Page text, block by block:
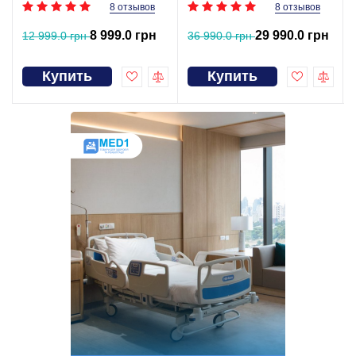
8 отзывов
12 999.0 грн8 999.0 грн
Купить
8 отзывов
36 990.0 грн29 990.0 грн
Купить